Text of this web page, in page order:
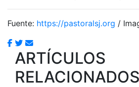
Fuente: https://pastoralsj.org /
ARTÍCULOS
RELACIONADOS